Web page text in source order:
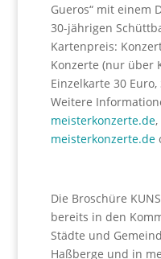
Gueros“ mit einem
30-jährigen
Kartenpreis:
Konzerte (nur über
Einzelkarte 30
Weitere
meisterkonzerte.de,
meisterkonzerte.de
Die Broschüre
bereits in den
Städte und
Haßberge und in